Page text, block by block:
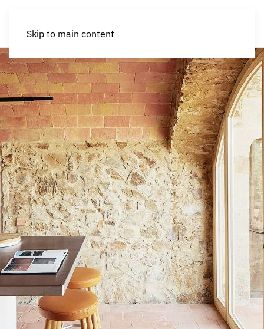
Skip to main content